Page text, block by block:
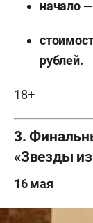
начало
рублей.
18+
3.
«Звезды
16 мая